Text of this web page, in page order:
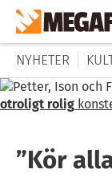
NYHETER
otroligt rolig
”Kör